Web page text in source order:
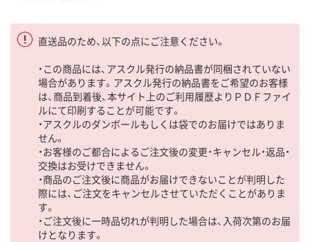
直送品のため、以下の点にご注意ください。
・この商品には、アスクル発行の納品書が同梱されていない
場合があります。アスクル発行の納品書をご希望のお客様
は、商品到着後、本サイト上のご利用履歴よりＰＤＦファイ
ルにて印刷することが可能です。
・アスクルのダンボールもしくは袋でのお届けではありま
せん。
・お客様のご都合によるご注文後の変更・キャンセル・返品・
交換はお受けできません。
・商品のご注文後に商品がお届けできないことが判明した
際には、ご注文をキャンセルさせていただくことがありま
す。
・ご注文後に一時品切れが判明した場合は、入荷次第のお届
けとなります。